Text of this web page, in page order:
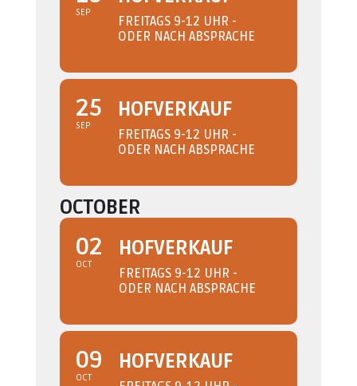
SEP
FREITAGS 9-12 UHR -
ODER NACH ABSPRACHE
25
SEP
HOFVERKAUF
FREITAGS 9-12 UHR -
ODER NACH ABSPRACHE
OCTOBER
02
OCT
HOFVERKAUF
FREITAGS 9-12 UHR -
ODER NACH ABSPRACHE
09
OCT
HOFVERKAUF